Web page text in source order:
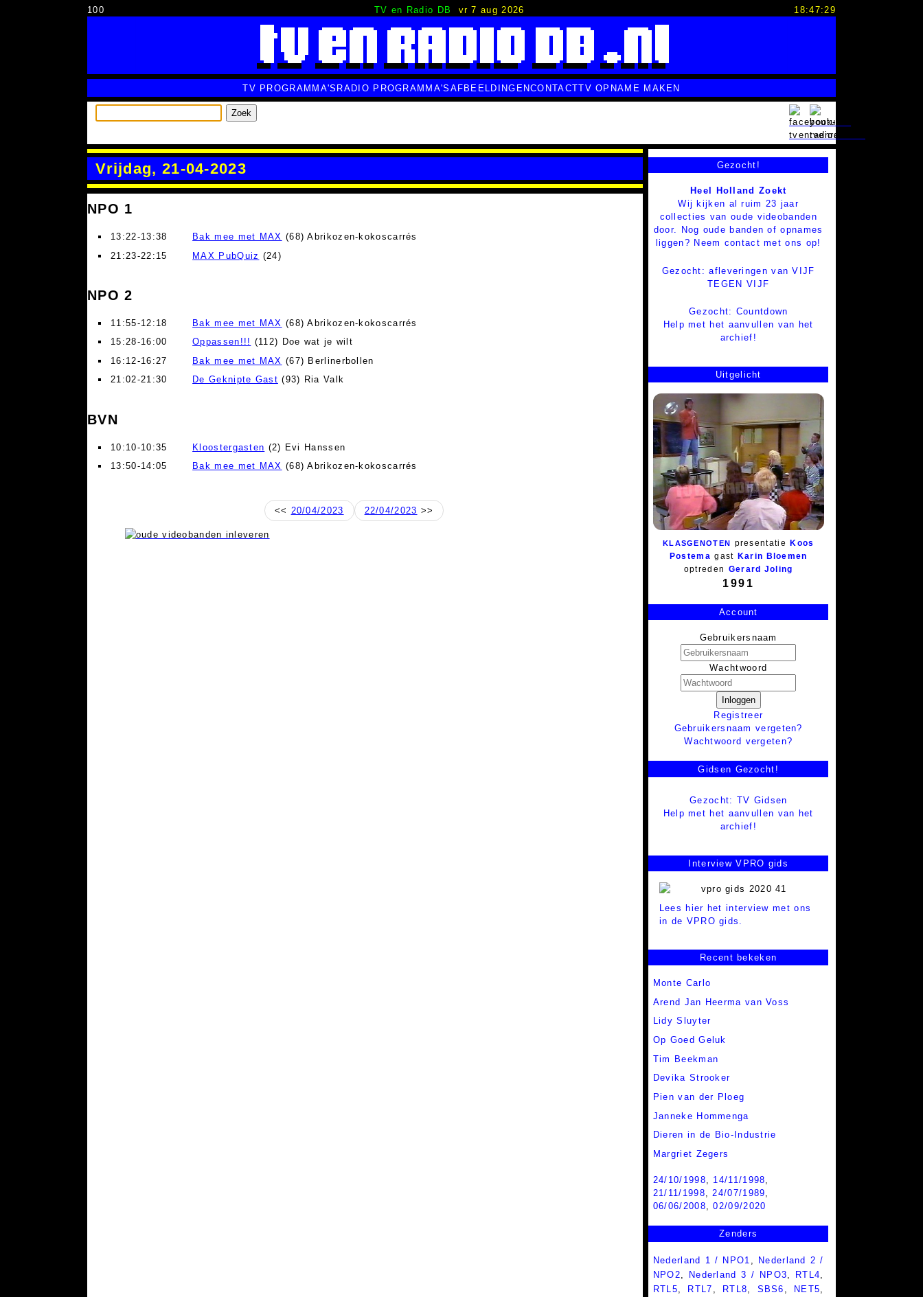
100 TV en Radio DB vr 7 aug 2026 18:47:30
TV PROGRAMMA'S RADIO PROGRAMMA'S AFBEELDINGENCONTACTTV OPNAME MAKEN
Zoek
Vrijdag, 21-04-2023
NPO 1
13:22-13:38 Bak mee met MAX (68) Abrikozen-kokoscarrés
21:23-22:15
MAX PubQuiz (24)
NPO 2
11:55-12:18 Bak mee met MAX (68) Abrikozen-kokoscarrés
15:28-16:00
Oppassen!!! (112) Doe wat je wilt
16:12-16:27
Bak mee met MAX (67) Berlinerbollen
21:02-21:30
De Geknipte Gast (93) Ria Valk
BVN
10:10-10:35 Kloostergasten (2) Evi Hanssen
13:50-14:05
Bak mee met MAX (68) Abrikozen-kokoscarrés
<< 20/04/2023 22/04/2023 >>
Gezocht!
Heel Holland Zoekt
Wij kijken al ruim 23 jaar
collecties van oude videobanden
door. Nog oude banden of opnames
liggen? Neem contact met ons op!
Gezocht: afleveringen van VIJF
TEGEN VIJF
Gezocht: Countdown
Help met het aanvullen van het
archief!
Uitgelicht
KLASGENOTEN presentatie Koos
Postema gast Karin Bloemen
optreden Gerard Joling
1991
Account
Gebruikersnaam
Wachtwoord
Inloggen
Registreer
Gebruikersnaam vergeten?
Wachtwoord vergeten?
Gidsen Gezocht!
Gezocht: TV Gidsen
Help met het aanvullen van het
archief!
Interview VPRO gids
Lees hier het interview met ons
in de VPRO gids.
Recent bekeken
Monte Carlo
Arend Jan Heerma van Voss
Lidy Sluyter
Op Goed Geluk
Tim Beekman
Devika Strooker
Pien van der Ploeg
Janneke Hommenga
Dieren in de Bio-Industrie
Margriet Zegers
24/10/1998, 14/11/1998,
21/11/1998,24/07/1989,
06/06/2008,02/09/2020
Zenders
Nederland 1 / NPO1
Nederland 2 /
NPO2
Nederland 3 / NPO3 RTL4
RTL5
RTL7 RTL8 SBS6 NET5